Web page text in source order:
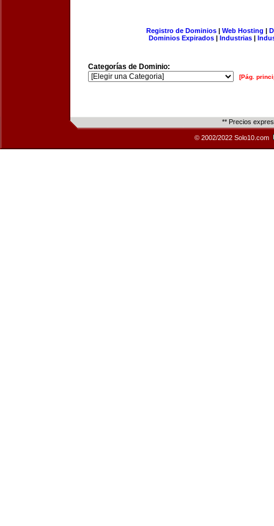
Registro de Dominios| Web Hosting |
Dominios Expirados | Industrias |
Categorías de Dominio:
[Pág.
** Precios
© 2002/2022 Solo10.com